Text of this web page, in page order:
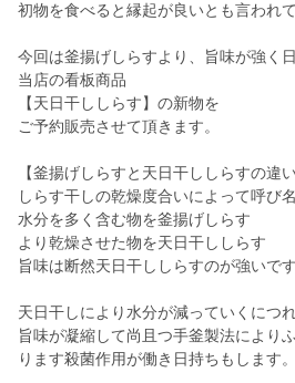
初物を食べると縁起が良いとも言われて
今回は釜揚げしらすより、旨味が強く
当店の看板商品
【天日干ししらす】の新物を
ご予約販売させて頂きます。
【釜揚げしらすと天日干ししらすの違い
しらす干しの乾燥度合いによって呼び
水分を多く含む物を釜揚げしらす
より乾燥させた物を天日干ししらす
旨味は断然天日干ししらすのが強いです
天日干しにより水分が減っていくにつ
旨味が凝縮して尚且つ手釜製法により
ります殺菌作用が働き日持ちもします。